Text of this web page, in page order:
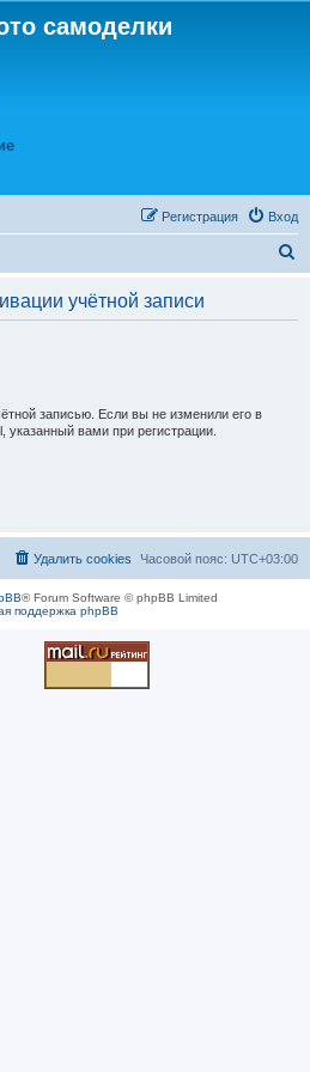
самоделки
Вход
Регистрация
учётной записи
записью. Если вы не изменили его в
указанный вами при регистрации.
Часовой пояс: UTC+03:00
Удалить cookies
® Forum Software © phpBB Limited
поддержка phpBB